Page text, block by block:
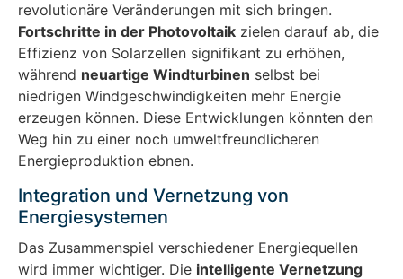
revolutionäre Veränderungen mit sich bringen.
Fortschritte in der Photovoltaik zielen darauf ab, die
Effizienz von Solarzellen signifikant zu erhöhen,
während neuartige Windturbinen selbst bei
niedrigen Windgeschwindigkeiten mehr Energie
erzeugen können. Diese Entwicklungen könnten den
Weg hin zu einer noch umweltfreundlicheren
Energieproduktion ebnen.
Integration und Vernetzung von
Energiesystemen
Das Zusammenspiel verschiedener Energiequellen
wird immer wichtiger. Die intelligente Vernetzung